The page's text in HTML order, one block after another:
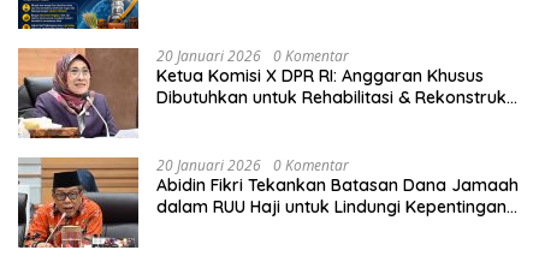
20 Januari 2026 0 Komentar
Ketua Komisi X DPR RI: Anggaran Khusus
Dibutuhkan untuk Rehabilitasi & Rekonstruksi
20 Januari 2026 0 Komentar
Abidin Fikri Tekankan Batasan Dana Jamaah
dalam RUU Haji untuk Lindungi Kepentingan